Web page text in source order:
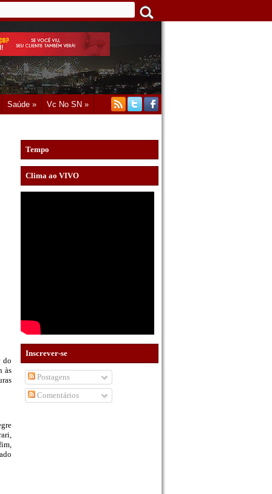
Saúde » Vc No SN »
do
às
Tempo
Clima ao VIVO
Inscrever-se
Postagens
Comentários